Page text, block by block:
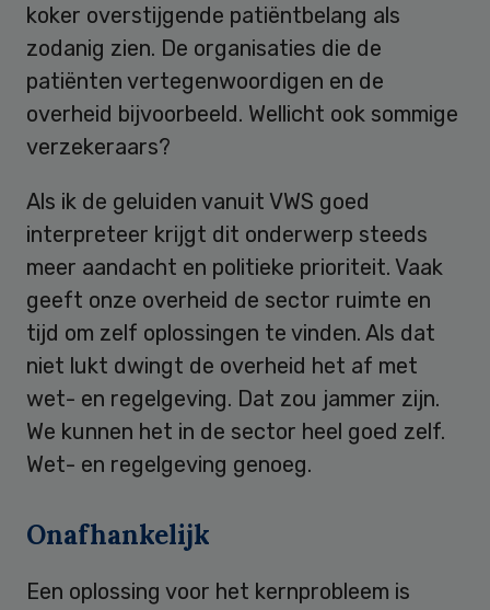
koker overstijgende patiëntbelang als
zodanig zien. De organisaties die de
patiënten vertegenwoordigen en de
overheid bijvoorbeeld. Wellicht ook sommige
verzekeraars?
Als ik de geluiden vanuit VWS goed
interpreteer krijgt dit onderwerp steeds
meer aandacht en politieke prioriteit. Vaak
geeft onze overheid de sector ruimte en
tijd om zelf oplossingen te vinden. Als dat
niet lukt dwingt de overheid het af met
wet- en regelgeving. Dat zou jammer zijn.
We kunnen het in de sector heel goed zelf.
Wet- en regelgeving genoeg.
Onafhankelijk
Een oplossing voor het kernprobleem is